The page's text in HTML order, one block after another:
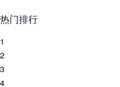
热门排行
1
2
3
4